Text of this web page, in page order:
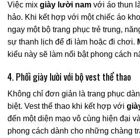
Việc mix giày lười nam với áo thun
hảo. Khi kết hợp với một chiếc áo
ngay một bộ trang phục trẻ trung,
sự thanh lịch để đi làm hoặc đi chơi.
kiểu này sẽ làm nổi bật phong cách
4. Phối giày lười với bộ vest thể thao
Không chỉ đơn giản là trang phục
biệt. Vest thể thao khi kết hợp với
đến một diện mạo vô cùng hiện đại
phong cách dành cho những chàng